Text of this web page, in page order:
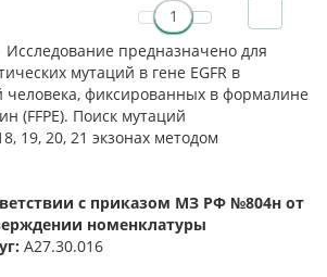
Исследование предназначено для
мутаций в гене EGFR в
человека, фиксированных в формалине
(FFPE). Поиск мутаций
19, 20, 21 экзонах методом
с приказом МЗ РФ №804н от
номенклатуры
А27.30.016